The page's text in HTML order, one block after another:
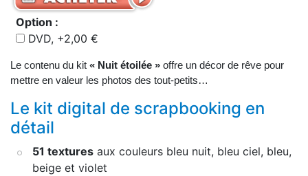
Option :
DVD, +2,00 €
Le contenu du kit « Nuit étoilée » offre un décor de rêve pour
mettre en valeur les photos des tout-petits…
Le kit digital de scrapbooking en
détail
51 textures aux couleurs bleu nuit, bleu ciel, bleu,
beige et violet